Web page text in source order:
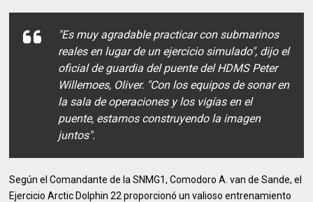
"Es muy agradable practicar con submarinos
reales en lugar de un ejercicio simulado", dijo el
oficial de guardia del puente del HDMS Peter
Willemoes, Oliver. "Con los equipos de sonar en
la sala de operaciones y los vigías en el
puente, estamos construyendo la imagen
juntos".
Según el Comandante de la SNMG1, Comodoro A. van de Sande, el
Ejercicio Arctic Dolphin 22 proporcionó un valioso entrenamiento